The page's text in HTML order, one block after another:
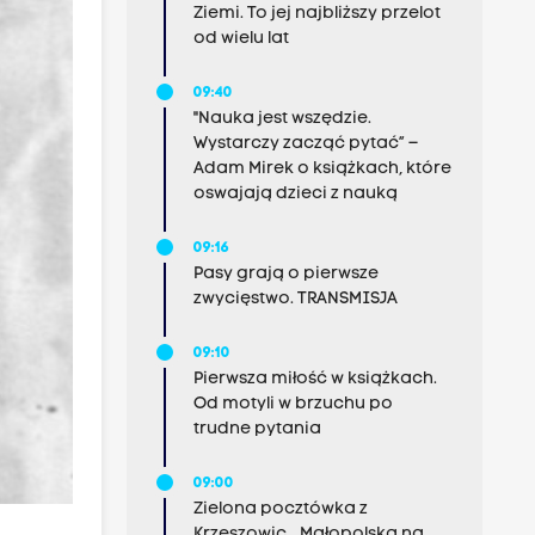
Ziemi. To jej najbliższy przelot
od wielu lat
09:40
"Nauka jest wszędzie.
Wystarczy zacząć pytać” –
Adam Mirek o książkach, które
oswajają dzieci z nauką
09:16
Pasy grają o pierwsze
zwycięstwo. TRANSMISJA
09:10
Pierwsza miłość w książkach.
Od motyli w brzuchu po
trudne pytania
09:00
Zielona pocztówka z